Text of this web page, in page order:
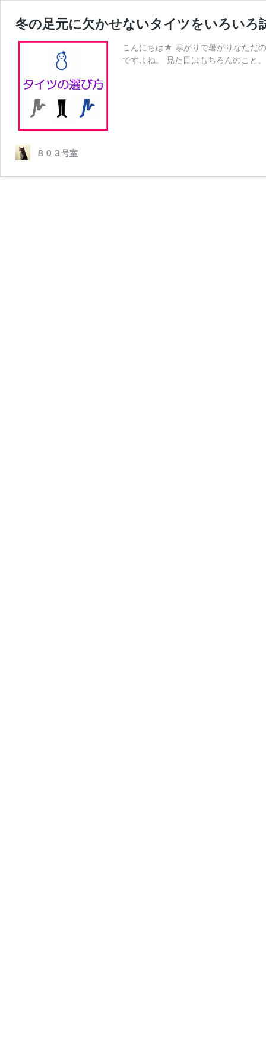
冬の足元に欠かせないタイツをいろい
こんにちは★ 寒がりで暑がりなただ
ですよね。 見た目はもちろんのこと
８０３号室